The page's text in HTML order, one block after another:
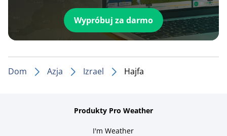
Wypróbuj za darmo
Dom Azja Izrael Hajfa
Produkty Pro Weather
I'm Weather